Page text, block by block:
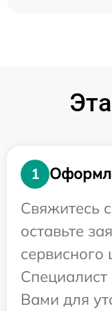
1
Свяжитесь
оставьте
сервисного
Специалист
Вами для